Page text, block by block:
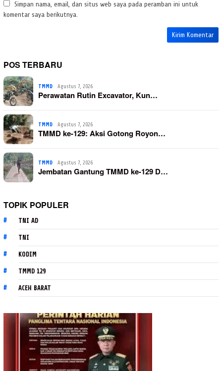
Simpan nama, email, dan situs web saya pada peramban ini untuk
komentar saya berikutnya.
POS TERBARU
TMMD Agustus 7, 2026
Perawatan Rutin Excavator, Kun…
TMMD Agustus 7, 2026
TMMD ke-129: Aksi Gotong Royon…
TMMD Agustus 7, 2026
Jembatan Gantung TMMD ke-129 D…
TOPIK POPULER
TNI AD
TNI
KODIM
TMMD 129
ACEH BARAT